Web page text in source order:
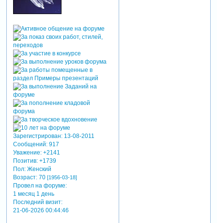
Зарегистрирован: 13-08-2011
Сообщений:917
Уважение: +2141
Позитив: +1739
Пол:Женский
Возраст:70 [1956-03-18]
Провел на форуме:
1 месяц 1 день
Последний визит:
21-06-2026 00:44:46